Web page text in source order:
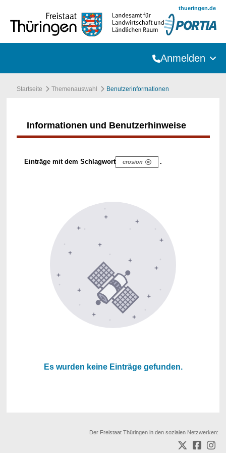
thueringen.de
Anmelden
Startseite Themenauswahl Benutzerinformationen
Informationen und Benutzerhinweise
Einträge mit dem Schlagwort erosion .
Es wurden keine Einträge gefunden.
Der Freistaat Thüringen in den sozialen Netzwerken: